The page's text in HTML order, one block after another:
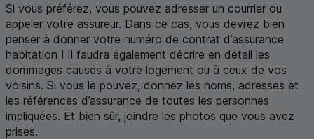
Si vous préférez, vous pouvez adresser un courrier ou
appeler votre assureur. Dans ce cas, vous devrez bien
penser à donner votre numéro de contrat d’assurance
habitation ! Il faudra également décrire en détail les
dommages causés à votre logement ou à ceux de vos
voisins. Si vous le pouvez, donnez les noms, adresses et
les références d’assurance de toutes les personnes
impliquées. Et bien sûr, joindre les photos que vous avez
prises.